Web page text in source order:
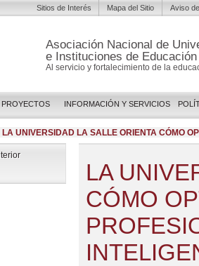
Asociación Nacional de
e Instituciones de
Al servicio y fortalecimiento de la
INFORMACIÓN Y SERVICIOS
Sitios de Interés Mapa del Sitio Aviso
LA UNIVERSIDAD LA SALLE ORIENTA CÓMO
LA
CÓMO